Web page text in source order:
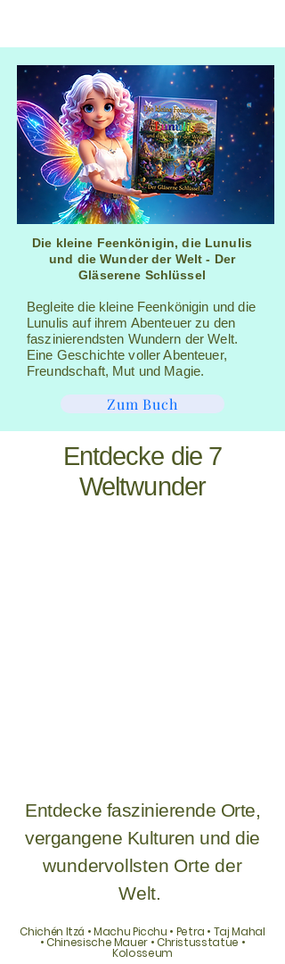
Die kleine Feenkönigin, die Lunulis
und die Wunder der Welt - Der
Gläserene Schlüssel
Begleite die kleine Feenkönigin und die
Lunulis auf ihrem Abenteuer zu den
faszinierendsten Wundern der Welt.
Eine Geschichte voller Abenteuer,
Freundschaft, Mut und Magie.
Zum Buch
Entdecke die 7
Weltwunder
Entdecke faszinierende Orte,
vergangene Kulturen und die
wundervollsten Orte der
Welt.
Chichén Itzá • Machu Picchu • Petra • Taj Mahal
• Chinesische Mauer • Christusstatue •
Kolosseum